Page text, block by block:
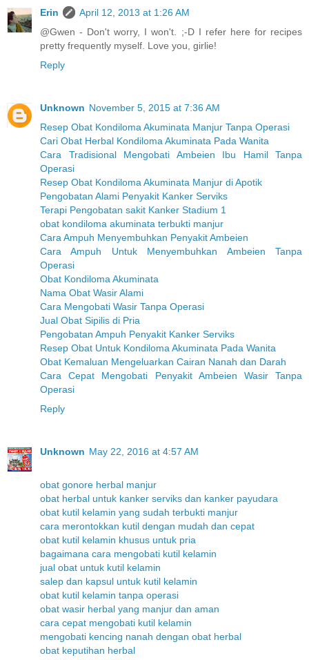
Erin
April 12, 2013 at 1:26 AM
@Gwen - Don't worry, I won't. ;-D I refer here for recipes
pretty frequently myself. Love you, girlie!
Reply
Unknown November 5, 2015 at 7:36 AM
Resep Obat Kondiloma Akuminata Manjur Tanpa Operasi
Cari Obat Herbal Kondiloma Akuminata Pada Wanita
Cara Tradisional Mengobati Ambeien Ibu Hamil Tanpa
Operasi
Resep Obat Kondiloma Akuminata Manjur di Apotik
Pengobatan Alami Penyakit Kanker Serviks
Terapi Pengobatan sakit Kanker Stadium 1
obat kondiloma akuminata terbukti manjur
Cara Ampuh Menyembuhkan Penyakit Ambeien
Cara Ampuh Untuk Menyembuhkan Ambeien Tanpa
Operasi
Obat Kondiloma Akuminata
Nama Obat Wasir Alami
Cara Mengobati Wasir Tanpa Operasi
Jual Obat Sipilis di Pria
Pengobatan Ampuh Penyakit Kanker Serviks
Resep Obat Untuk Kondiloma Akuminata Pada Wanita
Obat Kemaluan Mengeluarkan Cairan Nanah dan Darah
Cara Cepat Mengobati Penyakit Ambeien Wasir Tanpa
Operasi
Reply
Unknown May 22, 2016 at 4:57 AM
obat gonore herbal manjur
obat herbal untuk kanker serviks dan kanker payudara
obat kutil kelamin yang sudah terbukti manjur
cara merontokkan kutil dengan mudah dan cepat
obat kutil kelamin khusus untuk pria
bagaimana cara mengobati kutil kelamin
jual obat untuk kutil kelamin
salep dan kapsul untuk kutil kelamin
obat kutil kelamin tanpa operasi
obat wasir herbal yang manjur dan aman
cara cepat mengobati kutil kelamin
mengobati kencing nanah dengan obat herbal
obat keputihan herbal